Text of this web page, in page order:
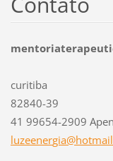
curitiba
82840-39
41 99654-2909
luzeenergia@hotm